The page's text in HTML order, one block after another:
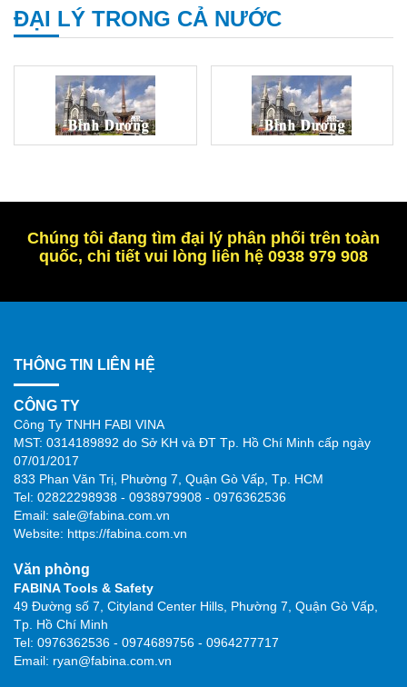
ĐẠI LÝ TRONG CẢ NƯỚC
Chúng tôi đang tìm đại lý phân phối trên toàn
quốc, chi tiết vui lòng liên hệ 0938 979 908
THÔNG TIN LIÊN HỆ
CÔNG TY
Công Ty TNHH FABI VINA
MST: 0314189892 do Sở KH và ĐT Tp. Hồ Chí Minh cấp ngày
07/01/2017
833 Phan Văn Trị, Phường 7, Quận Gò Vấp, Tp. HCM
Tel: 02822298938 - 0938979908 - 0976362536
Email: sale@fabina.com.vn
Website: https://fabina.com.vn
Văn phòng
FABINA Tools & Safety
49 Đường số 7, Cityland Center Hills, Phường 7, Quận Gò Vấp,
Tp. Hồ Chí Minh
Tel: 0976362536 - 0974689756 - 0964277717
Email: ryan@fabina.com.vn